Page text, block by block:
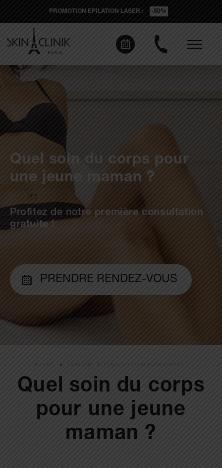
PROMOTION EPILATION LASER : -50%
Quel soin du corps pour
une jeune maman ?
Profitez de notre première consultation
gratuite !
PRENDRE RENDEZ-VOUS
Accueil Quel soin du corps pour une jeune maman ?
Quel soin du corps
pour une jeune
maman ?